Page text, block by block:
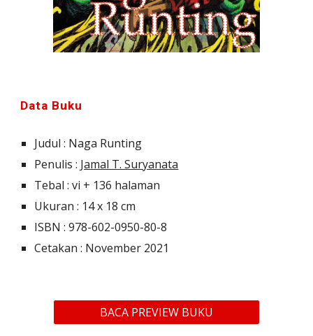
Data Buku
Judul : Naga Runting
Penulis : Jamal T. Suryanata
Tebal : vi + 136 halaman
Ukuran : 14 x 18 cm
ISBN : 978-602-0950-80-8
Cetakan : November 2021
BACA PREVIEW BUKU